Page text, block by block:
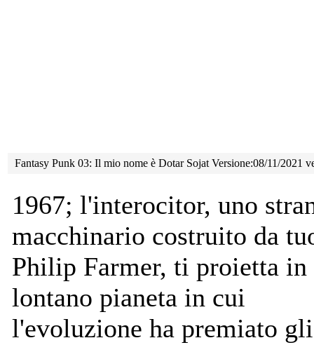
Fantasy Punk 03: Il mio nome è Dotar Sojat Versione:08/11/2021
1967; l'interocitor, uno
macchinario costruito da
Philip Farmer, ti proietta in
lontano pianeta in cui
l'evoluzione ha premiato gli